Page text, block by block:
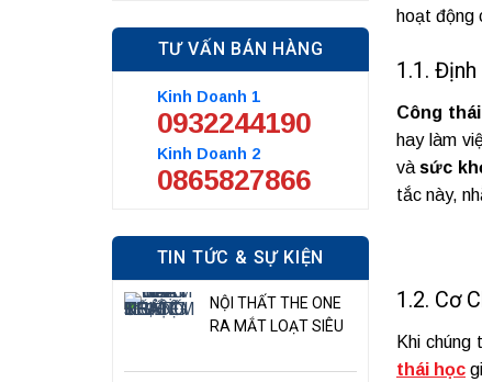
TƯ VẤN BÁN HÀNG
Kinh Doanh 1
0932244190
Kinh Doanh 2
0865827866
TIN TỨC & SỰ KIỆN
NỘI THẤT THE ONE
RA MẮT LOẠT SIÊU
PHÁ THIẾT KẾ, TỐI
hoạt động
1.1.
Công
hay làm
vàsức
tắc này,
1.2. Cơ
Khi
thái học